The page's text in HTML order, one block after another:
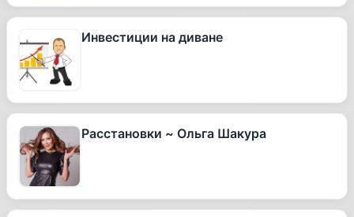
Инвестиции на диване
Расстановки ~ Ольга Шакура